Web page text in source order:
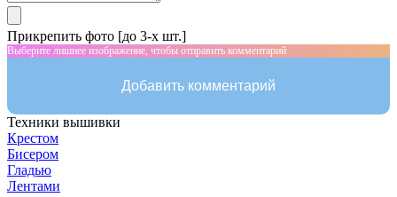
Прикрепить фото [до 3-х шт.]
Выберите лишнее изображение, чтобы отправить комментарий
Добавить комментарий
Техники вышивки
Крестом
Бисером
Гладью
Лентами